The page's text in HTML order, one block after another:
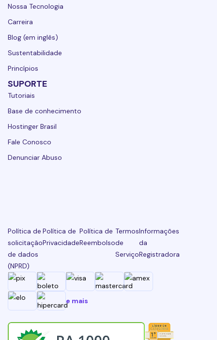
Nossa Tecnologia
Carreira
Blog (em inglês)
Sustentabilidade
Princípios
SUPORTE
Tutoriais
Base de conhecimento
Hostinger Brasil
Fale Conosco
Denunciar Abuso
Política de
solicitação
de dados
(NPRD)
Política de
Privacidade
Política de
Reembolso
Termos
de
Serviço
Informações
da
Registradora
e mais